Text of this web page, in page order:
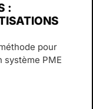
:
pour
système PME